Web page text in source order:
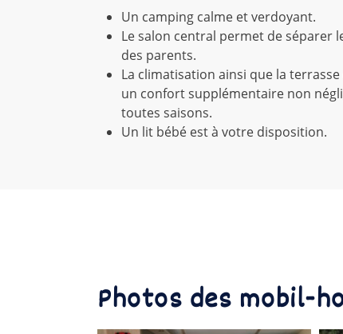
Un camping calme et verdoyant.
Le salon central permet de séparer
des parents.
La climatisation ainsi que la
un confort supplémentaire non
toutes saisons.
Un lit bébé est à votre disposition.
Photos des mobil-